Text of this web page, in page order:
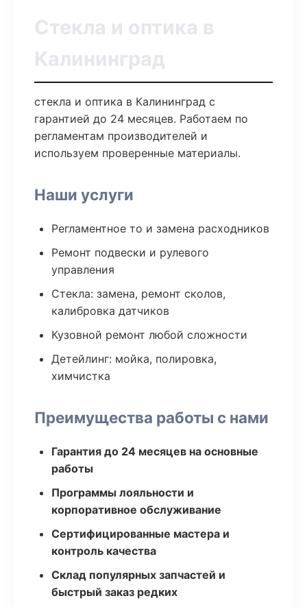
Стекла и оптика в
Калининград
стекла и оптика в Калининград с
гарантией до 24 месяцев. Работаем по
регламентам производителей и
используем проверенные материалы.
Наши услуги
Регламентное то и замена расходников
Ремонт подвески и рулевого
управления
Стекла: замена, ремонт сколов,
калибровка датчиков
Кузовной ремонт любой сложности
Детейлинг: мойка, полировка,
химчистка
Преимущества работы с нами
Гарантия до 24 месяцев на основные
работы
Программы лояльности и
корпоративное обслуживание
Сертифицированные мастера и
контроль качества
Склад популярных запчастей и
быстрый заказ редких